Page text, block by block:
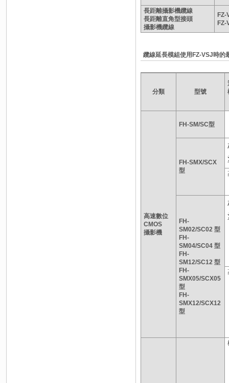
長距離攝影機纜線
長距離直角型接頭
攝影機纜線
FZ-
FZ-
纜線延長模組使用FZ-VSJ時的
分類 型號
高速數位
CMOS
攝影機
FH-SM/SC型
FH-SMX/SCX
型
FH-
SM02/SC02 型
FH-
SM04/SC04 型
FH-
SM12/SC12 型
FH-
SMX05/SCX05
型
FH-
SMX12/SCX12
型